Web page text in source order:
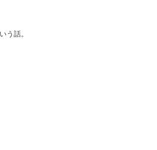
う話。